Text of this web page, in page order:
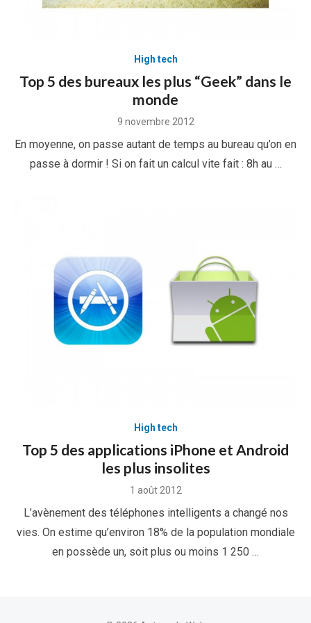
High tech
Top 5 des bureaux les plus “Geek” dans le
monde
Posted
9 novembre 2012
En moyenne, on passe autant de temps au bureau qu’on en
passe à dormir ! Si on fait un calcul vite fait : 8h au …
High tech
Top 5 des applications iPhone et Android
les plus insolites
Posted
1 août 2012
L’avènement des téléphones intelligents a changé nos
vies. On estime qu’environ 18% de la population mondiale
en possède un, soit plus ou moins 1 250 …